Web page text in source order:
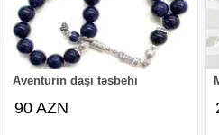
Aventurin daşı təsbehi
90 AZN